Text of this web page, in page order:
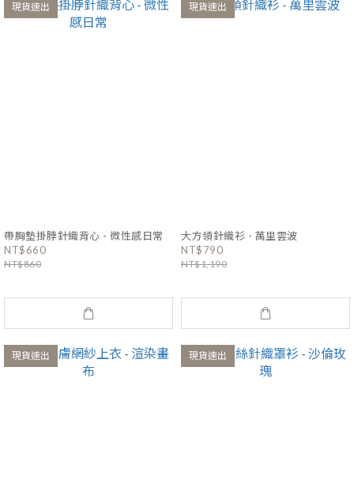
現貨速出
帶胸墊掛脖針織背心 - 微性感日常
NT$660
NT$860
現貨速出
大方領針織衫 - 萬里雲波
NT$790
NT$1,190
現貨速出 現貨速出